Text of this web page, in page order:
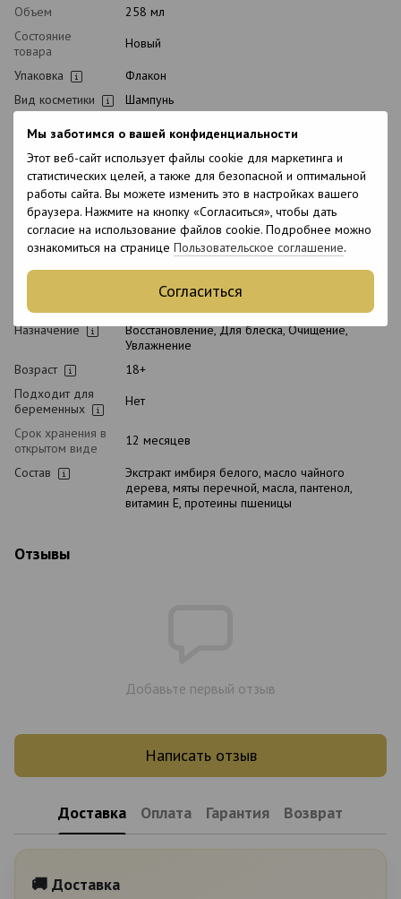
Мы заботимся о вашей конфиденциальности
Этот веб-сайт использует файлы cookie для маркетинга и
статистических целей, а также для безопасной и оптимальной
работы сайта. Вы можете изменить это в настройках вашего
браузера. Нажмите на кнопку «Согласиться», чтобы дать
согласие на использование файлов cookie. Подробнее можно
ознакомиться на странице Пользовательское соглашение.
Согласиться
Объем
258 мл
Состояние
товара
Новый
Упаковка
Флакон
Вид косметики
Шампунь
косметики
Профессиональная
Тип домашнего
ухода
Ежедневный
Время
применения
Универсальный
Пол
Унисекс
Тип волос
Натуральные, Окрашенные, Пористые
головы
Нормальная, Сухая, Жирная
Назначение
Восстановление, Для блеска, Очищение,
Увлажнение
Возраст
18+
Подходит для
беременных
Нет
Срок хранения в
открытом виде
12 месяцев
Состав
Экстракт имбиря белого, масло чайного
дерева, мяты перечной, масла, пантенол,
витамин Е, протеины пшеницы
Отзывы
Добавьте первый отзыв
Написать отзыв
Доставка Оплата Гарантия Возврат
🚚 Доставка